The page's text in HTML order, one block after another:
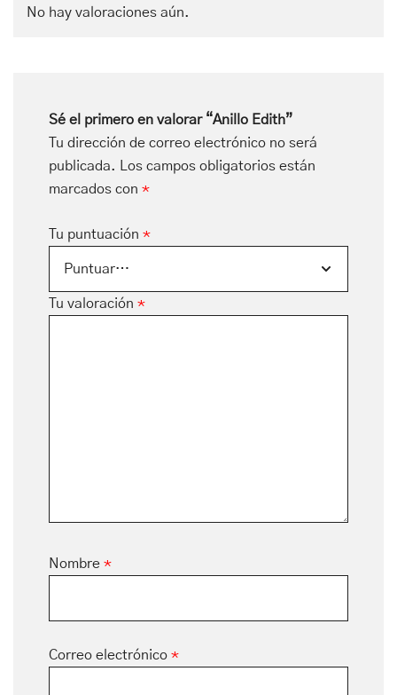
No hay valoraciones aún.
Sé el primero en valorar “Anillo Edith”
Tu dirección de correo electrónico no será
publicada. Los campos obligatorios están
marcados con *
Tu puntuación *
Tu valoración *
Nombre *
Correo electrónico *